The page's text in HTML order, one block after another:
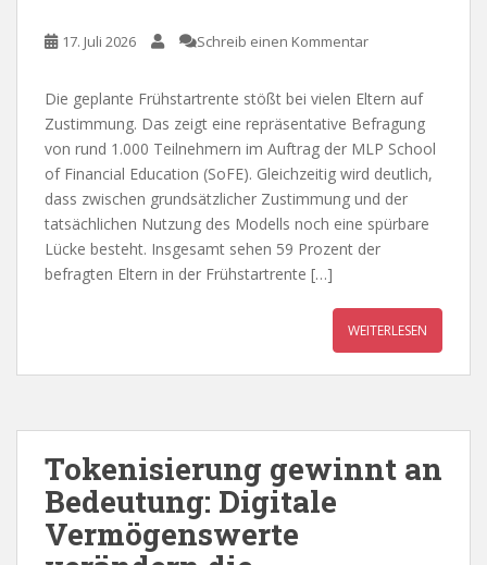
17. Juli 2026 Schreib einen Kommentar
Die geplante Frühstartrente stößt bei vielen Eltern auf
Zustimmung. Das zeigt eine repräsentative Befragung
von rund 1.000 Teilnehmern im Auftrag der MLP School
of Financial Education (SoFE). Gleichzeitig wird deutlich,
dass zwischen grundsätzlicher Zustimmung und der
tatsächlichen Nutzung des Modells noch eine spürbare
Lücke besteht. Insgesamt sehen 59 Prozent der
befragten Eltern in der Frühstartrente […]
WEITERLESEN
Tokenisierung gewinnt an
Bedeutung: Digitale
Vermögenswerte